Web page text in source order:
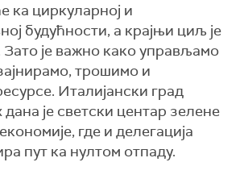
ка циркуларној и
будућности, а крајњи циљ је
Зато је важно како управљамо
трошимо и
Италијански град
је светски центар зелене
где и делегација
пут ка нултом отпаду.